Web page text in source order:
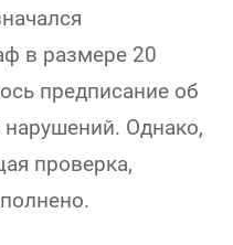
в размере 20
предписание об
Однако,
проверка,